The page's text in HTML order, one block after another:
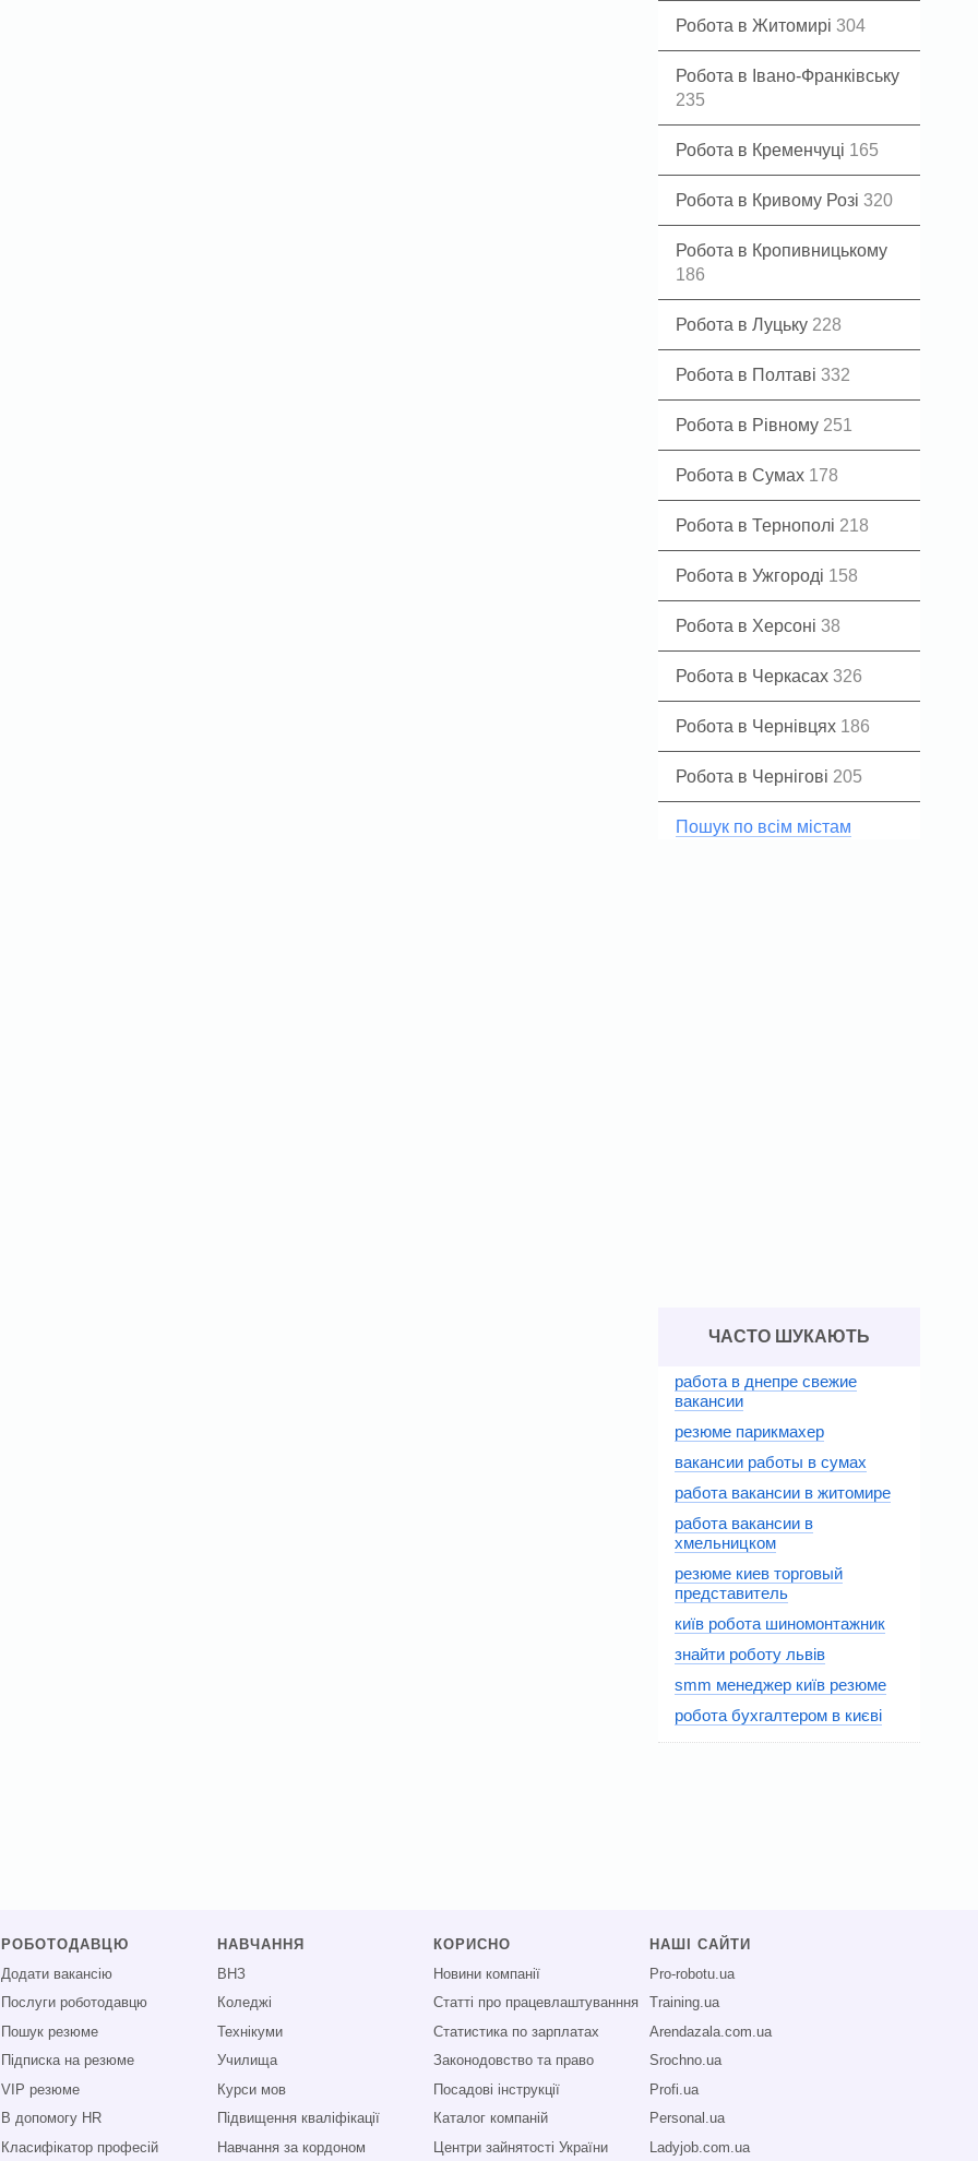
Робота в Житомирі 304
Робота в Івано-Франківську
235
Робота в Кременчуці 165
Робота в Кривому Розі 320
Робота в Кропивницькому
186
Робота в Луцьку 228
Робота в Полтаві 332
Робота в Рівному 251
Робота в Сумах 178
Робота в Тернополі 218
Робота в Ужгороді 158
Робота в Херсоні 38
Робота в Черкасах 326
Робота в Чернівцях 186
Робота в Чернігові 205
Пошук по всім містам
ЧАСТО ШУКАЮТЬ
работа в днепре свежие
вакансии
резюме парикмахер
вакансии работы в сумах
работа вакансии в житомире
работа вакансии в
хмельницком
резюме киев торговый
представитель
київ робота шиномонтажник
знайти роботу львів
smm менеджер київ резюме
робота бухгалтером в києві
РОБОТОДАВЦЮ
Додати вакансію
Послуги роботодавцю
Пошук резюме
Підписка на резюме
VIP резюме
В допомогу HR
Класифікатор професій
НАВЧАННЯ
ВНЗ
Коледжі
Технікуми
Училища
Курси мов
Підвищення кваліфікації
Навчання за кордоном
КОРИСНО
Новини компанії
Статті про працевлаштуванння
Статистика по зарплатах
Законодовство та право
Посадові інструкції
Каталог компаній
Центри зайнятості України
НАШІ САЙТИ
Pro-robotu.ua
Training.ua
Arendazala.com.ua
Srochno.ua
Profi.ua
Personal.ua
Ladyjob.com.ua